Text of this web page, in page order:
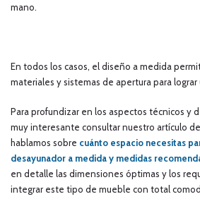
mano.
En todos los casos, el diseño a medida
materiales y sistemas de apertura para
Para profundizar en los aspectos técnicos y
muy interesante consultar nuestro artículo
hablamos sobre cuánto espacio necesitas
desayunador a medida y medidas
en detalle las dimensiones óptimas y los
integrar este tipo de mueble con total